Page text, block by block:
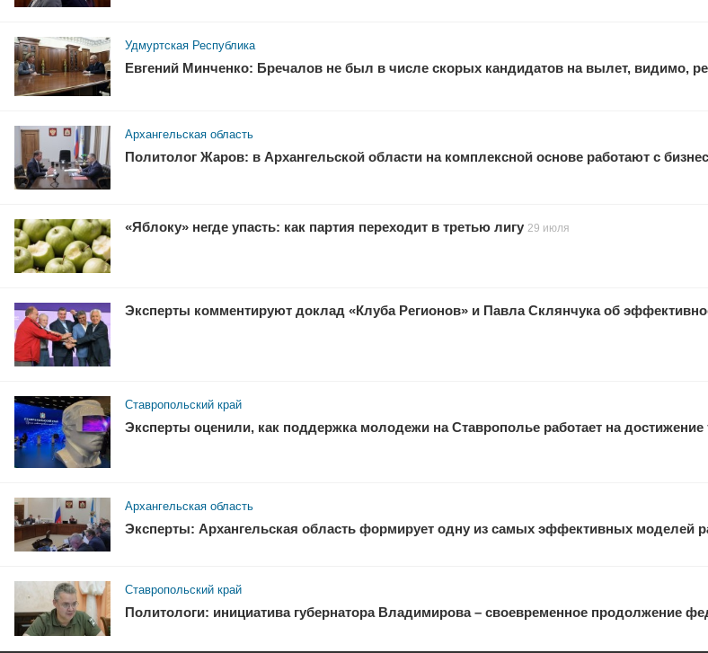
Удмуртская Республика
Евгений Минченко: Бречалов не был в числе скорых кандидатов на вылет, видимо,
Архангельская область
Политолог Жаров: в Архангельской области на комплексной основе работают с
«Яблоку» негде упасть: как партия переходит в третью лигу 29 июля
Эксперты комментируют доклад «Клуба Регионов» и Павла Склянчука об
Ставропольский край
Эксперты оценили, как поддержка молодежи на Ставрополье работает на достижение
Архангельская область
Эксперты: Архангельская область формирует одну из самых эффективных моделей
Ставропольский край
Политологи: инициатива губернатора Владимирова – своевременное продолжение